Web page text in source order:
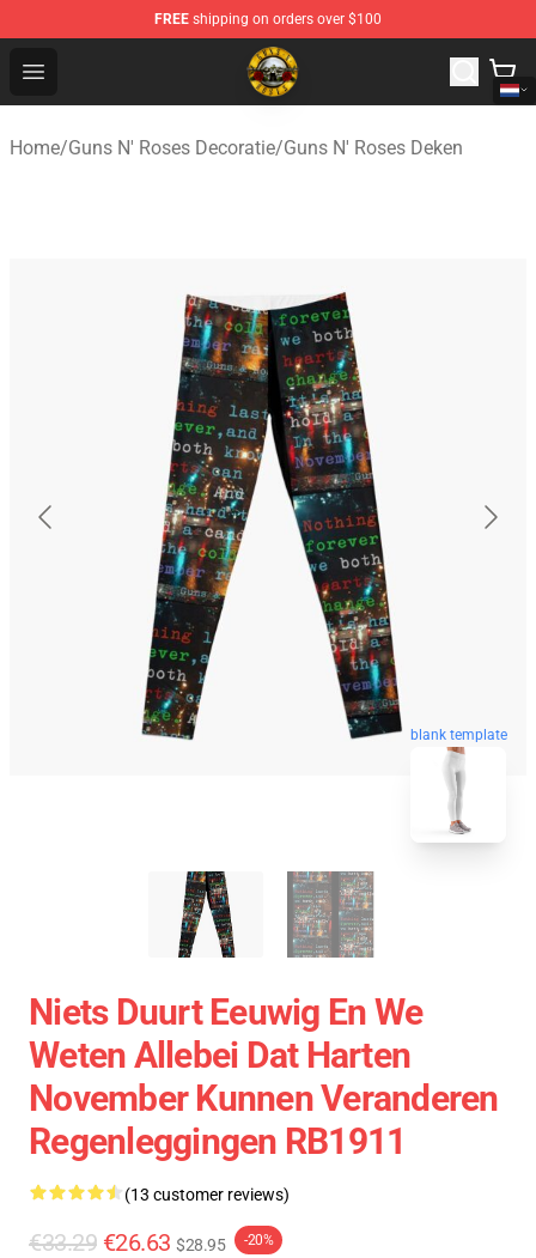
FREE shipping on orders over $100
Open menu
Guns N' Roses Store - Official Guns N' Roses
Home/Guns N' Roses Decoratie/Guns N' Roses Deken
blank template
Niets Duurt Eeuwig En We
Weten Allebei Dat Harten
November Kunnen Veranderen
Regenleggingen RB1911
(13 customer reviews)
€33.29 €26.63 $28.95 -20%